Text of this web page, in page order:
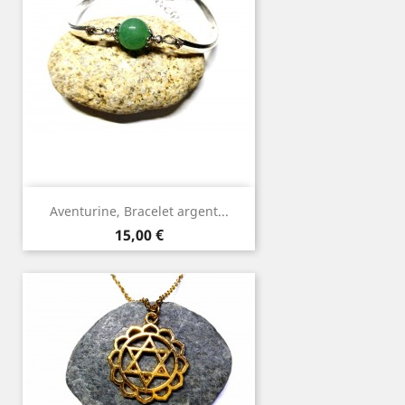
Aventurine, Bracelet argent...
Prix
15,00 €